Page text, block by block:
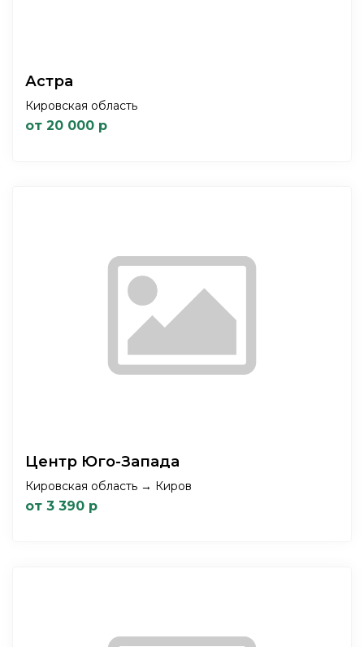
Астра
Кировская область
от 20 000 р
Центр Юго-Запада
Кировская область → Киров
от 3 390 р